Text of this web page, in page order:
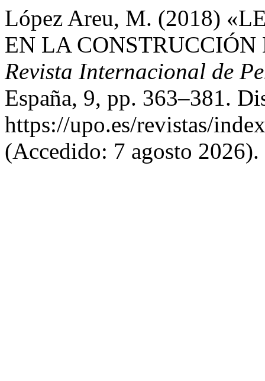
López Areu, M. (2018)
EN LA
Revista Internacional de
España, 9, pp. 363–381.
https://upo.es/revistas/
(Accedido: 7 agosto 2026).